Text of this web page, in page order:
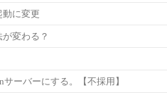
動に変更
変わる？
サーバーにする。【不採用】